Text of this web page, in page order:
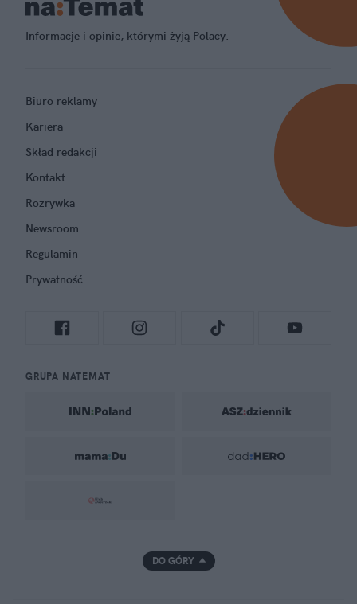
Informacje i opinie, którymi żyją Polacy.
Biuro reklamy
Kariera
Skład redakcji
Kontakt
Rozrywka
Newsroom
Regulamin
Prywatność
GRUPA NATEMAT
DO GÓRY